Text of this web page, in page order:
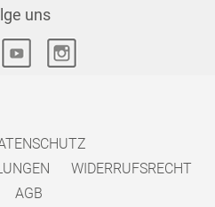
uns
WIDERRUFSRECHT
AGB